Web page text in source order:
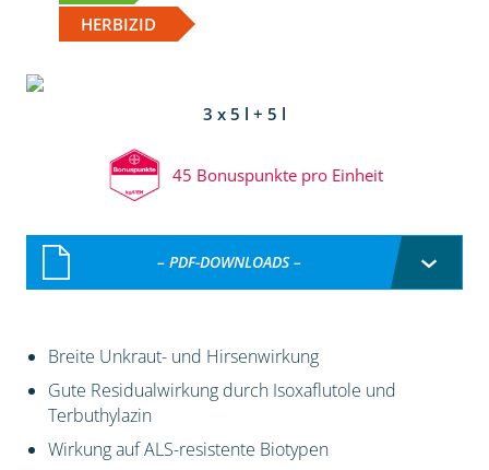
HERBIZID
3 x 5 l + 5 l
45 Bonuspunkte pro Einheit
– PDF-DOWNLOADS –
Breite Unkraut- und Hirsenwirkung
Gute Residualwirkung durch Isoxaflutole und
Terbuthylazin
Wirkung auf ALS-resistente Biotypen